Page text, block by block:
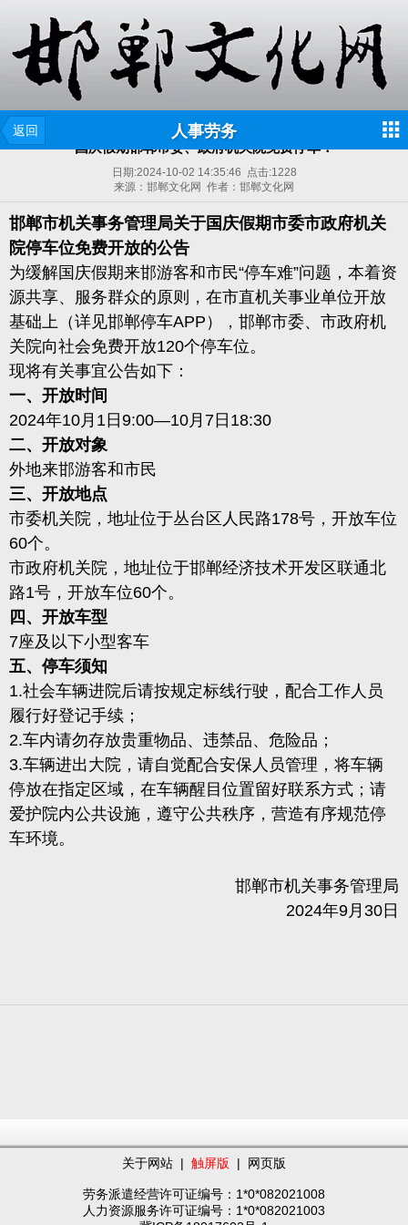
返回 人事劳务
国庆假期邯郸市委、政府机关院免费停车！
日期:2024-10-02 14:35:46 点击:1228
来源：邯郸文化网 作者：邯郸文化网
邯郸市机关事务管理局关于国庆假期市委市政府机关
院停车位免费开放的公告
为缓解国庆假期来邯游客和市民“停车难”问题，本着资
源共享、服务群众的原则，在市直机关事业单位开放
基础上（详见邯郸停车APP），邯郸市委、市政府机
关院向社会免费开放120个停车位。
现将有关事宜公告如下：
一、开放时间
2024年10月1日9:00—10月7日18:30
二、开放对象
外地来邯游客和市民
三、开放地点
市委机关院，地址位于丛台区人民路178号，开放车位
60个。
市政府机关院，地址位于邯郸经济技术开发区联通北
路1号，开放车位60个。
四、开放车型
7座及以下小型客车
五、停车须知
1.社会车辆进院后请按规定标线行驶，配合工作人员
履行好登记手续；
2.车内请勿存放贵重物品、违禁品、危险品；
3.车辆进出大院，请自觉配合安保人员管理，将车辆
停放在指定区域，在车辆醒目位置留好联系方式；请
爱护院内公共设施，遵守公共秩序，营造有序规范停
车环境。
邯郸市机关事务管理局
2024年9月30日
关于网站 | 触屏版 | 网页版
劳务派遣经营许可证编号：1*0*082021008
人力资源服务许可证编号：1*0*082021003